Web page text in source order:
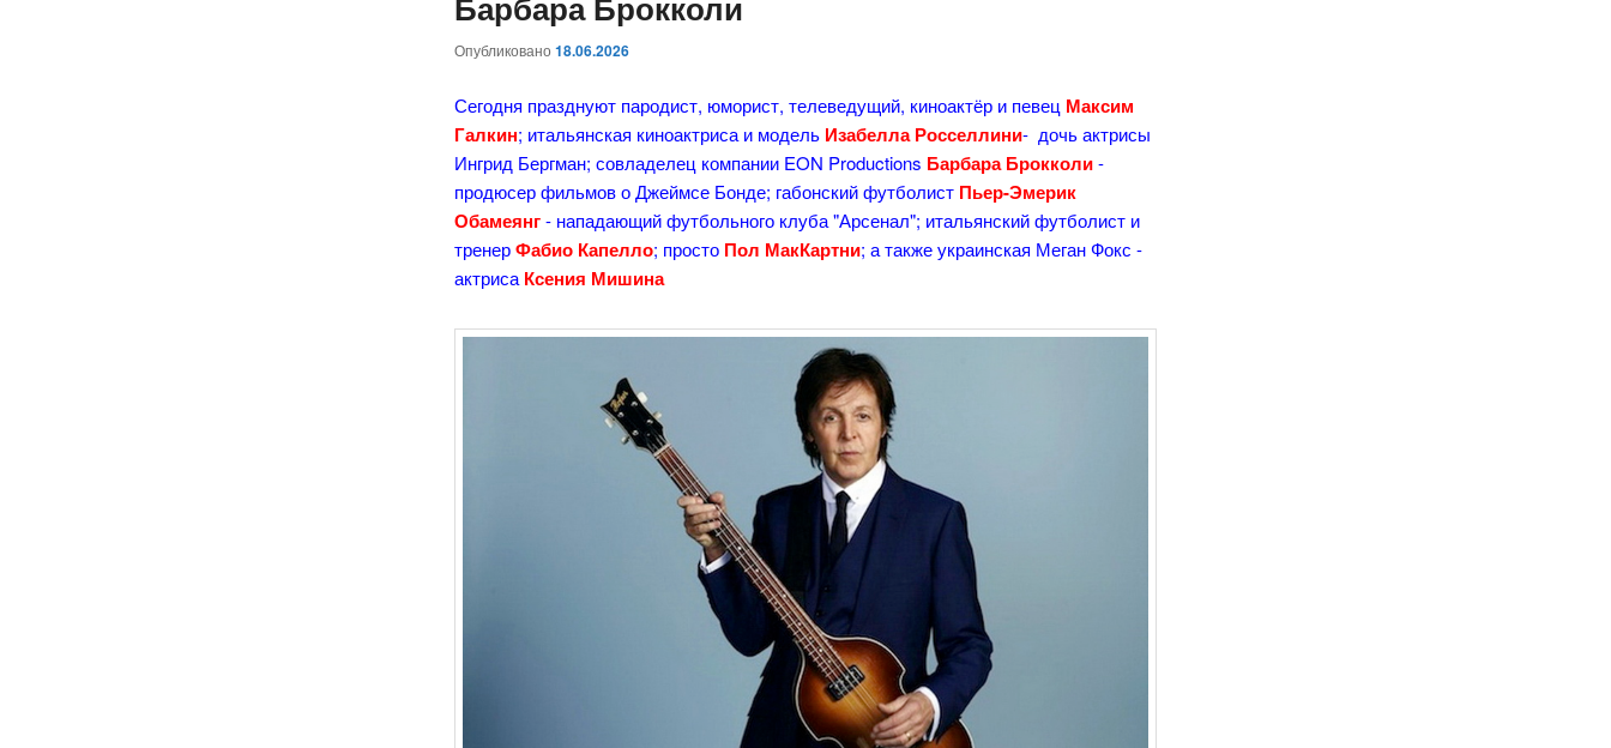
Опубликовано18.06.2026
Сегодня празднуют пародист, юморист, телеведущий, киноактёр и певец Максим
Галкин; итальянская киноактриса и модель Изабелла Росселлини- дочь актрисы
Ингрид Бергман; совладелец компании EON Productions Барбара Брокколи-
продюсер фильмов о Джеймсе Бонде; габонский футболист Пьер-Эмерик
Обамеянг - нападающий футбольного клуба "Арсенал"; итальянский футболист и
тренерФабио Капелло; просто Пол МакКартни; а также украинская Меган Фокс -
актриса Ксения Мишина